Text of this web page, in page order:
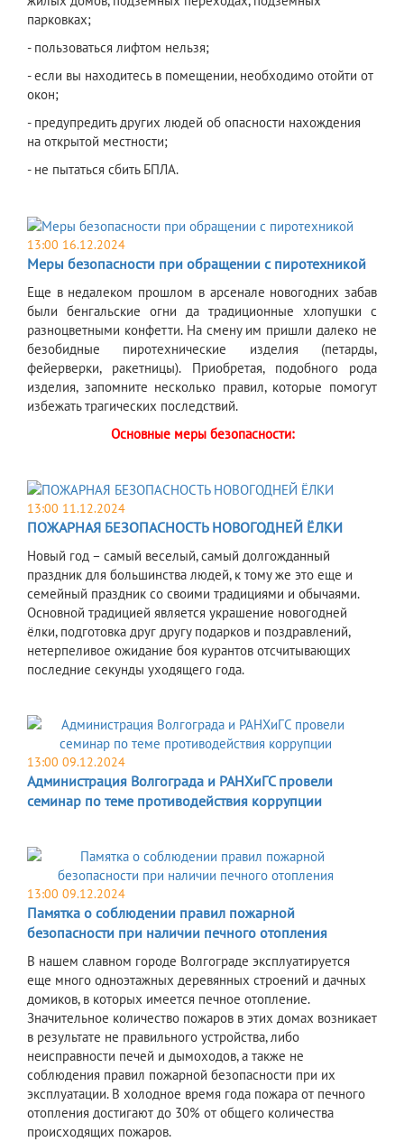
парковках;
- пользоваться лифтом нельзя;
- если вы находитесь в помещении, необходимо отойти от
окон;
- предупредить других людей об опасности нахождения
на открытой местности;
- не пытаться сбить БПЛА.
13:00 16.12.2024
Меры безопасности при обращении с пиротехникой
Еще в недалеком прошлом в арсенале новогодних забав
были бенгальские огни да традиционные хлопушки с
разноцветными конфетти. На смену им пришли далеко не
безобидные пиротехнические изделия (петарды,
фейерверки, ракетницы). Приобретая, подобного рода
изделия, запомните несколько правил, которые помогут
избежать трагических последствий.
Основные меры безопасности:
13:00 11.12.2024
ПОЖАРНАЯ БЕЗОПАСНОСТЬ НОВОГОДНЕЙ ЁЛКИ
​Новый год – самый веселый, самый долгожданный
праздник для большинства людей, к тому же это еще и
семейный праздник со своими традициями и обычаями.
Основной традицией является украшение новогодней
ёлки, подготовка друг другу подарков и поздравлений,
нетерпеливое ожидание боя курантов отсчитывающих
последние секунды уходящего года.
13:00 09.12.2024
Администрация Волгограда и РАНХиГС провели
семинар по теме противодействия коррупции
13:00 09.12.2024
Памятка о соблюдении правил пожарной
безопасности при наличии печного отопления
​В нашем славном городе Волгограде эксплуатируется
еще много одноэтажных деревянных строений и дачных
домиков, в которых имеется печное отопление.
Значительное количество пожаров в этих домах возникает
в результате не правильного устройства, либо
неисправности печей и дымоходов, а также не
соблюдения правил пожарной безопасности при их
эксплуатации. В холодное время года пожара от печного
отопления достигают до 30% от общего количества
происходящих пожаров.